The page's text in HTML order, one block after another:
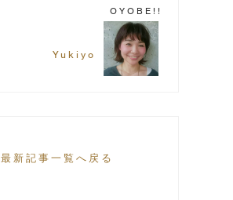
OYOBE!!
Yukiyo
最新記事一覧へ戻る